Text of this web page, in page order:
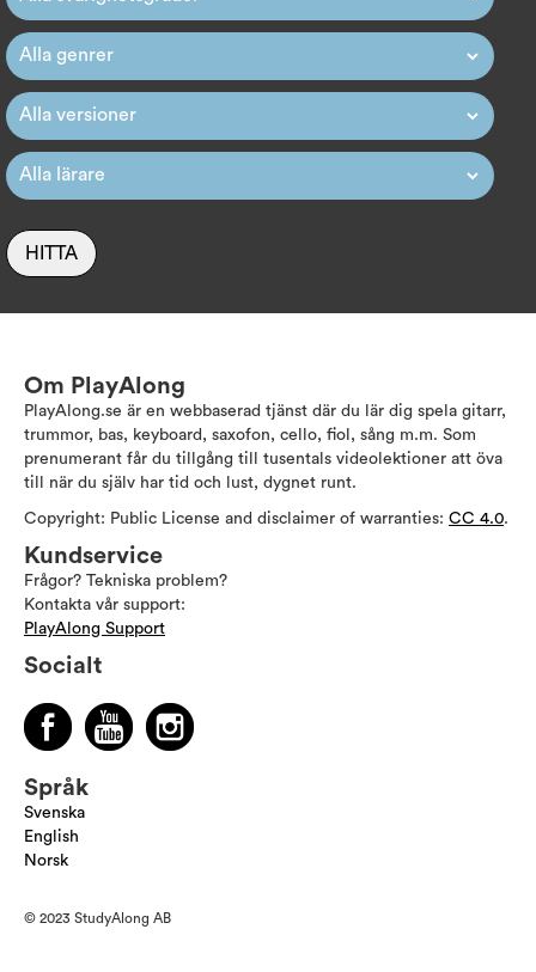
HITTA
Om PlayAlong
PlayAlong.se är en webbaserad tjänst där du lär dig spela gitarr,
trummor, bas, keyboard, saxofon, cello, fiol, sång m.m. Som
prenumerant får du tillgång till tusentals videolektioner att öva
till när du själv har tid och lust, dygnet runt.
Copyright: Public License and disclaimer of warranties: CC 4.0.
Kundservice
Frågor? Tekniska problem?
Kontakta vår support:
PlayAlong Support
Socialt
Språk
Svenska
English
Norsk
© 2023 StudyAlong AB